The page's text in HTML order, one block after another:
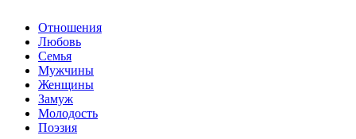
Отношения
Любовь
Семья
Мужчины
Женщины
Замуж
Молодость
Поэзия